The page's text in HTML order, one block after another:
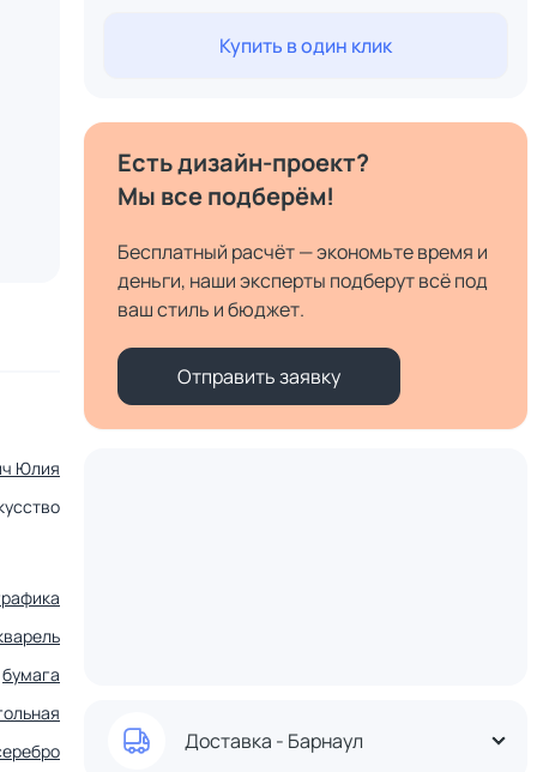
Юлия
бумага
Купить в один клик
Есть дизайн-проект?
Мы все подберём!
Бесплатный расчёт — экономьте время и
деньги, наши эксперты подберут всё под
ваш стиль и бюджет.
Отправить заявку
Доставка - Барнаул